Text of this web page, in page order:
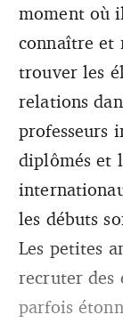
moment où
connaître et
trouver les
relations
professeurs
diplômés et
les débuts
Les petites
recruter des
parfois